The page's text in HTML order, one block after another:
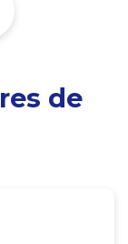
de